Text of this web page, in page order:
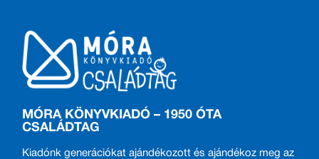
MÓRA KÖNYVKIADÓ – 1950 ÓTA
CSALÁDTAG
Kiadónk generációkat ajándékozott és ajándékoz meg az